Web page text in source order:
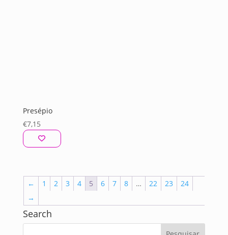
Presépio
€7,15
← 1 2 3 4 5 6 7 8 … 22 23
24
→
Search